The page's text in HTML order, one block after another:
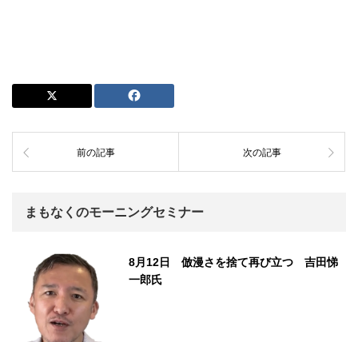
前の記事 次の記事
まもなくのモーニングセミナー
8月12日 倣漫さを捨て再び立つ 吉田悌
一郎氏